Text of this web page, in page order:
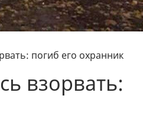
погиб его охранник
взорвать: